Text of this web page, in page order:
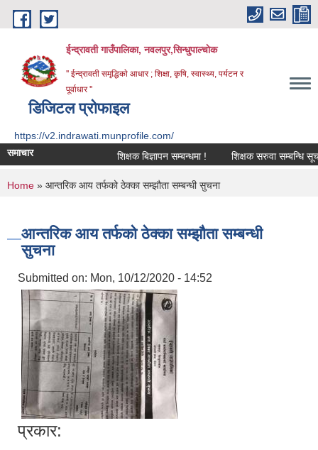
Skip to main content
ईन्द्रावती गाउँपालिका, नवलपुर,सिन्धुपाल्चाेक
'' ईन्द्रावती समृद्धिकाे आधार ; शिक्षा, कृषि, स्वास्थ्य, पर्यटन र
पूर्वाधार ''
डिजिटल प्रोफाइल
https://v2.indrawati.munprofile.com/
समाचार
शिक्षक बिज्ञापन सम्बन्धमा ! शिक्षक सरुवा सम्बन्धि सूचना !
You are here
Home » आन्तरिक आय तर्फको ठेक्का सम्झौता सम्बन्धी सुचना
आन्तरिक आय तर्फको ठेक्का सम्झौता सम्बन्धी
सुचना
Submitted on: Mon, 10/12/2020 - 14:52
प्रकार: